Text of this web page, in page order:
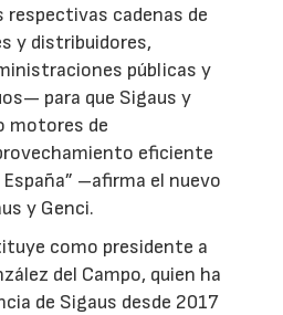
respectivas cadenas de
y distribuidores,
públicas y
para que Sigaus y
motores de
eficiente
–afirma el nuevo
y Genci.
como presidente a
del Campo, quien ha
de Sigaus desde 2017